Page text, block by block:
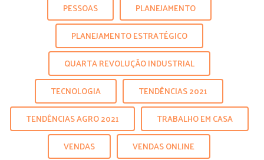
PESSOAS
PLANEJAMENTO
PLANEJAMENTO ESTRATÉGICO
QUARTA REVOLUÇÃO INDUSTRIAL
TECNOLOGIA
TENDÊNCIAS 2021
TENDÊNCIAS AGRO 2021
TRABALHO EM CASA
VENDAS
VENDAS ONLINE